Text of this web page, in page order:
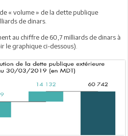
« volume » de la dette publique
de dinars.
au chiffre de 60,7 milliards de dinars à
le graphique ci-dessous).